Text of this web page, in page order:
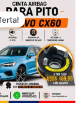
El
precio
original
era:
$239,99.
El
precio
actual
es:
$169,99.